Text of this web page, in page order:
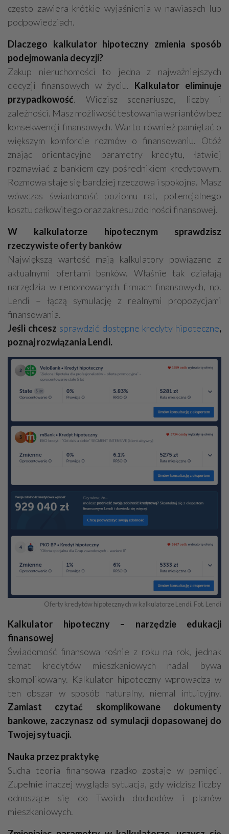
często zawiera krótkie wyjaśnienia w nawiasach lub
podpowiedziach.
Dlaczego kalkulator hipoteczny zmienia sposób
podejmowania decyzji?
Zakup nieruchomości to jedna z najważniejszych
decyzji finansowych w życiu. Kalkulator eliminuje
przypadkowość. Widzisz scenariusze, liczby i
zależności. Masz możliwość testowania wariantów bez
konsekwencji finansowych. Warto również pamiętać o
większym komforcie rozmów o finansowaniu. Otóż
znając orientacyjne parametry kredytu, łatwiej
rozmawiać z bankiem czy pośrednikiem kredytowym.
Rozmowa staje się bardziej rzeczowa i spokojna. Masz
wówczas świadomość poziomu rat, potencjalnego
kosztu całkowitego oraz zakresu zdolności finansowej.
W kalkulatorze hipotecznym sprawdzisz
rzeczywiste oferty banków
Największą wartość mają kalkulatory powiązane z
aktualnymi ofertami banków. Właśnie tak działają
narzędzia w renomowanych firmach finansowych, np.
Lendi – łączą symulację z realnymi propozycjami
finansowania.
Jeśli chcesz sprawdzić dostępne kredyty hipoteczne,
poznaj rozwiązania Lendi.
Oferty kredytów hipotecznych w kalkulatorze Lendi. Fot. Lendi
Kalkulator hipoteczny – narzędzie edukacji
finansowej
Świadomość finansowa rośnie z roku na rok, jednak
temat kredytów mieszkaniowych nadal bywa
skomplikowany. Kalkulator hipoteczny wprowadza w
ten obszar w sposób naturalny, niemal intuicyjny.
Zamiast czytać skomplikowane dokumenty
bankowe, zaczynasz od symulacji dopasowanej do
Twojej sytuacji.
Nauka przez praktykę
Sucha teoria finansowa rzadko zostaje w pamięci.
Zupełnie inaczej wygląda sytuacja, gdy widzisz liczby
odnoszące się do Twoich dochodów i planów
mieszkaniowych.